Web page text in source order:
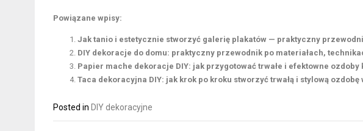
Powiązane wpisy:
Jak tanio i estetycznie stworzyć galerię plakatów — praktyczny
DIY dekoracje do domu: praktyczny przewodnik po materiałach,
Papier mache dekoracje DIY: jak przygotować trwałe i efektowne ozdoby
Taca dekoracyjna DIY: jak krok po kroku stworzyć trwałą i stylową ozdobę
Posted in DIY dekoracyjne